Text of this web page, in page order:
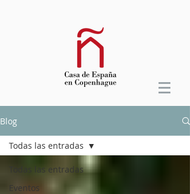
Blog
Todas las entradas
Eventos
Todas las entradas